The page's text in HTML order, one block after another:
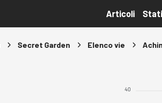
Articoli
Secret Garden Elenco vie
40